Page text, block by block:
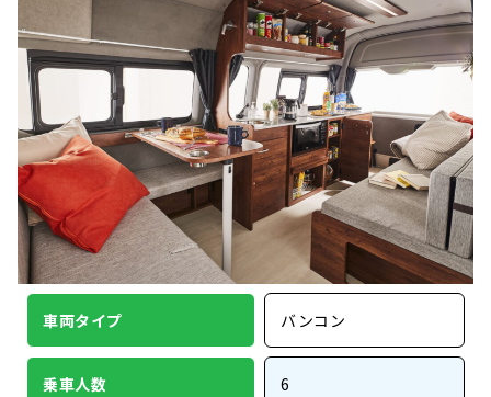
車両タイプ バンコン
乗車人数 6